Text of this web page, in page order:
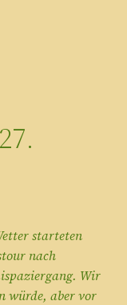
starteten
nach
Wir
würde, aber vor